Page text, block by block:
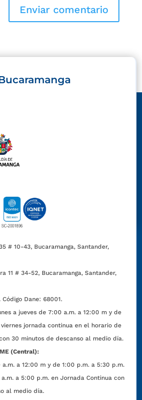
# 10-43, Bucaramanga, Santander,
11 # 34-52, Bucaramanga, Santander,
Dane: 68001.
a jueves de 7:00 a.m. a 12:00 m y de
jornada continua en el horario de
30 minutos de descanso al medio día.
(Central):
a 12:00 m y de 1:00 p.m. a 5:30 p.m.
5:00 p.m. en Jornada Continua con
al medio día.